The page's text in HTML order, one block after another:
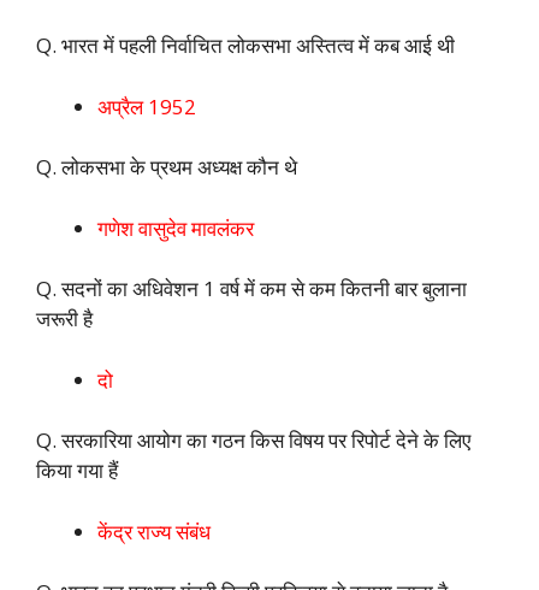
Q. भारत में पहली निर्वाचित लोकसभा अस्तित्व में कब आई थी
अप्रैल 1952
Q. लोकसभा के प्रथम अध्यक्ष कौन थे
गणेश वासुदेव मावलंकर
Q. सदनों का अधिवेशन 1 वर्ष में कम से कम कितनी बार बुलाना
जरूरी है
दो
Q. सरकारिया आयोग का गठन किस विषय पर रिपोर्ट देने के लिए
किया गया हैं
केंद्र राज्य संबंध